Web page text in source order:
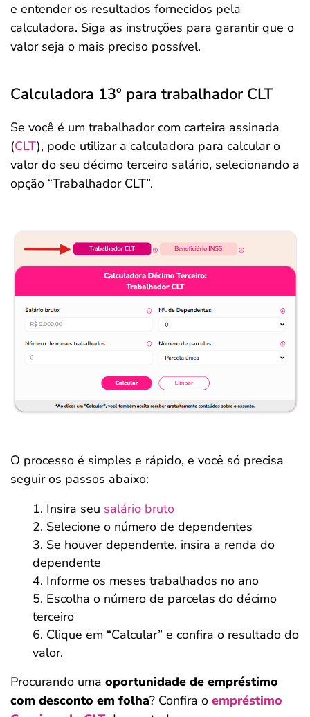
e entender os resultados fornecidos pela
calculadora. Siga as instruções para garantir que o
valor seja o mais preciso possível.
Calculadora 13º para trabalhador CLT
Se você é um trabalhador com carteira assinada
(CLT), pode utilizar a calculadora para calcular o
valor do seu décimo terceiro salário, selecionando a
opção “Trabalhador CLT”.
O processo é simples e rápido, e você só precisa
seguir os passos abaixo:
Insira seu salário bruto
Selecione o número de dependentes
Se houver dependente, insira a renda do
dependente
Informe os meses trabalhados no ano
Escolha o número de parcelas do décimo
terceiro
Clique em “Calcular” e confira o resultado do
valor.
Procurando uma oportunidade de empréstimo
com desconto em folha? Confira o empréstimo